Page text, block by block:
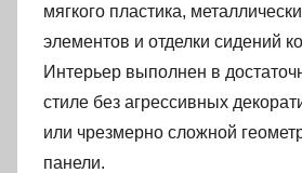
мягкого пластика,
элементов и отделки сидений
Интерьер выполнен в
стиле без агрессивных
или чрезмерно сложной
панели.